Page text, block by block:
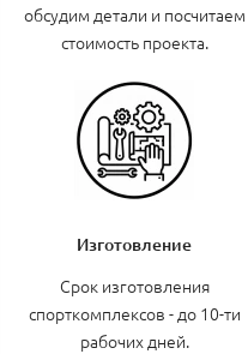
обсудим детали и посчитаем
стоимость проекта.
Изготовление
Срок изготовления
спорткомплексов - до 10-ти
рабочих дней.